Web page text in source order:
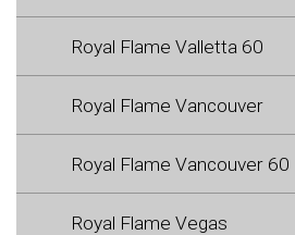
Royal Flame Valletta 60
Royal Flame Vancouver
Royal Flame Vancouver 60
Royal Flame Vegas